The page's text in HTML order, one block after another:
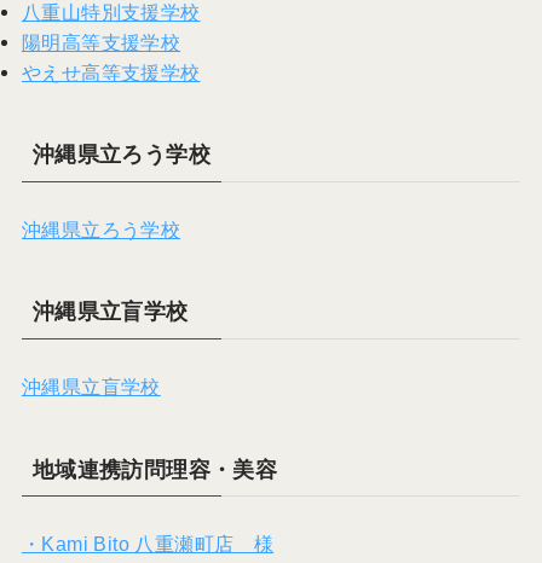
八重山特別支援学校
陽明高等支援学校
やえせ高等支援学校
沖縄県立ろう学校
沖縄県立ろう学校
沖縄県立盲学校
沖縄県立盲学校
地域連携訪問理容・美容
・Kami Bito 八重瀬町店 様